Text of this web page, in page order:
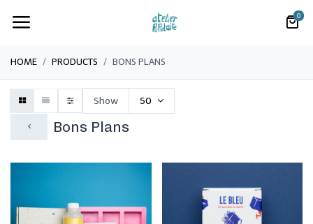
0
HOME PRODUCTS BONS PLANS
Bons Plans
Show 50